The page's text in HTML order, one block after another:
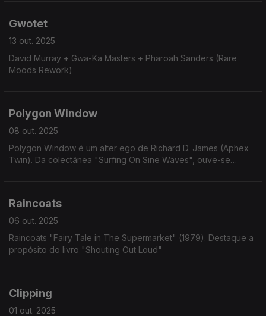
Gwotet
13 out. 2025
David Murray + Gwa-Ka Masters + Pharoah Sanders (Rare
Moods Rework)
Polygon Window
08 out. 2025
Polygon Window é um alter ego de Richard D. James (Aphex
Twin). Da colectânea "Surfing On Sine Waves", ouve-se
Raincoats
06 out. 2025
Raincoats "Fairy Tale in The Supermarket" (1979). Destaque a
propósito do livro "Shouting Out Loud"
Clipping
01 out. 2025